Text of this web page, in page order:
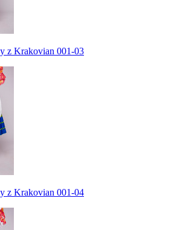
z Krakovian 001-03
z Krakovian 001-04